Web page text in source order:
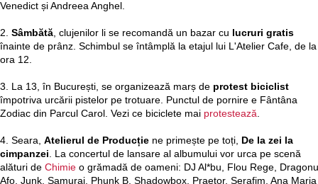
Venedict și Andreea Anghel.
2. Sâmbătă, clujenilor li se recomandă un bazar cu lucruri gratis
înainte de prânz. Schimbul se întâmplă la etajul lui L'Atelier Cafe, de la
ora 12.
3. La 13, în București, se organizează marș de protest biciclist
împotriva urcării pistelor pe trotuare. Punctul de pornire e Fântâna
Zodiac din Parcul Carol. Vezi ce biciclete mai protestează.
4. Seara, Atelierul de Producție ne primește pe toți, De la zei la
cimpanzei. La concertul de lansare al albumului vor urca pe scenă
alături de Chimie o grămadă de oameni: DJ Al*bu, Flou Rege,
Afo, Junk, Samurai, Phunk B, Shadowbox, Praetor, Serafim, Ana Maria